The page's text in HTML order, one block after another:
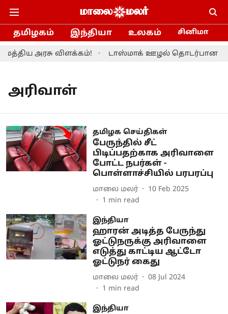
தமிழகம் இந்தியா உலகம் சினிமா
அரசு விளக்கம்! டாஸ்மாக் ஊழல் தொடர்பான
அரிவாள்
தமிழக செய்திகள்
பேருந்தில் சீட்
பிடிப்பதற்காக அரிவாளை
போட்ட நபர்கள் -
பொள்ளாச்சியில் பரபரப்பு
மாலை மலர்
10 Feb 2025
1 min read
இந்தியா
ஹாரன் அடித்த பேருந்து
ஓட்டுநருக்கு அரிவாளை
எடுத்து காட்டிய ஆட்டோ
ஓட்டுநர் கைது
மாலை மலர்
08 Jul 2024
1 min read
இந்தியா